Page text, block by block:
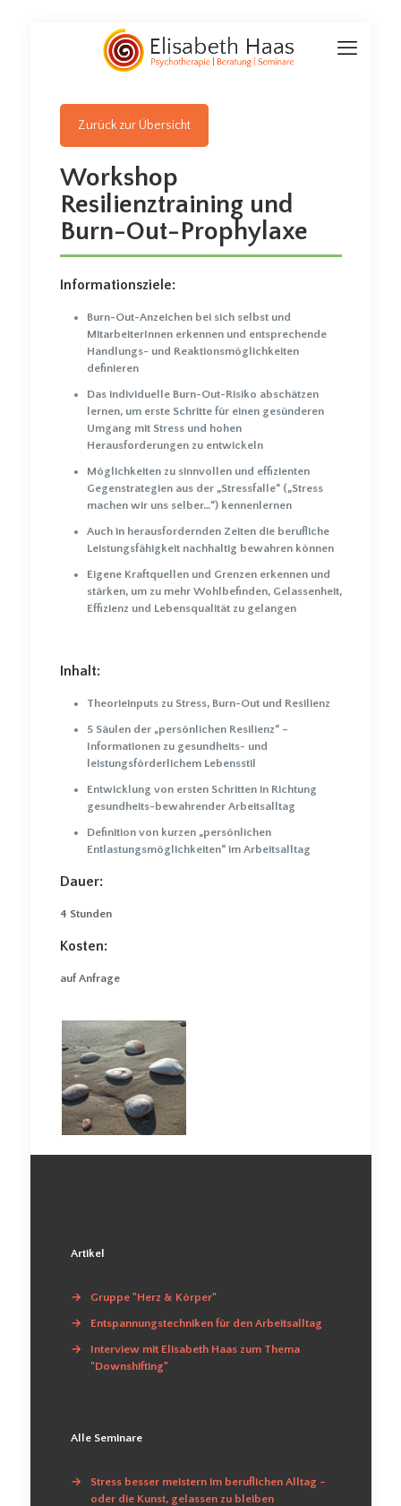
Zurück zur Übersicht
Workshop
Resilienztraining und
Burn-Out-Prophylaxe
Informationsziele:
Burn-Out-Anzeichen bei sich selbst und
MitarbeiterInnen erkennen und entsprechende
Handlungs- und Reaktionsmöglichkeiten
definieren
Das individuelle Burn-Out-Risiko abschätzen
lernen, um erste Schritte für einen gesünderen
Umgang mit Stress und hohen
Herausforderungen zu entwickeln
Möglichkeiten zu sinnvollen und effizienten
Gegenstrategien aus der „Stressfalle“ („Stress
machen wir uns selber…“) kennenlernen
Auch in herausfordernden Zeiten die berufliche
Leistungsfähigkeit nachhaltig bewahren können
Eigene Kraftquellen und Grenzen erkennen und
stärken, um zu mehr Wohlbefinden, Gelassenheit,
Effizienz und Lebensqualität zu gelangen
Inhalt:
Theorieinputs zu Stress, Burn-Out und Resilienz
5 Säulen der „persönlichen Resilienz“ –
Informationen zu gesundheits- und
leistungsförderlichem Lebensstil
Entwicklung von ersten Schritten in Richtung
gesundheits-bewahrender Arbeitsalltag
Definition von kurzen „persönlichen
Entlastungsmöglichkeiten“ im Arbeitsalltag
Dauer:
4 Stunden
Kosten:
auf Anfrage
Artikel
→ Gruppe "Herz & Körper"
→ Entspannungstechniken für den Arbeitsalltag
→
Interview mit Elisabeth Haas zum Thema
"Downshifting"
Alle Seminare
→
Stress besser meistern im beruflichen Alltag –
oder die Kunst, gelassen zu bleiben